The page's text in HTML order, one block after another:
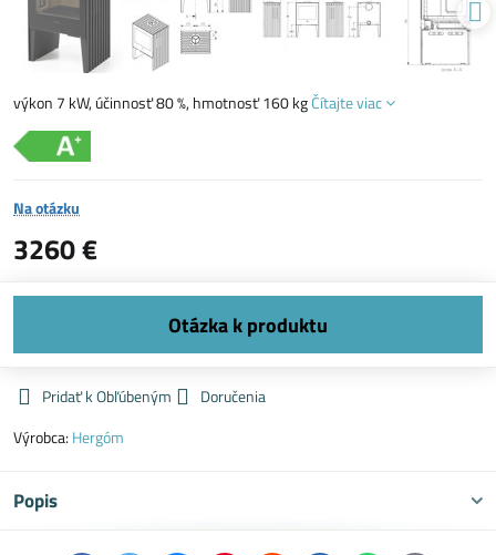
výkon 7 kW, účinnosť 80 %, hmotnosť 160 kgČítajte viac
Na otázku
3260 €
Pridať k Obľúbeným
Doručenia
Výrobca: Hergóm
Popis